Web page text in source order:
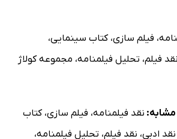
، فیلم سازی،کتاب سینمایی،
نقد فیلم، تحلیل فیلمنامه، مجموعه کولاژ
نقد فیلمنامه، فیلم سازی،کتاب
نقد ادبی، نقد فیلم، تحلیل فیلمنامه،